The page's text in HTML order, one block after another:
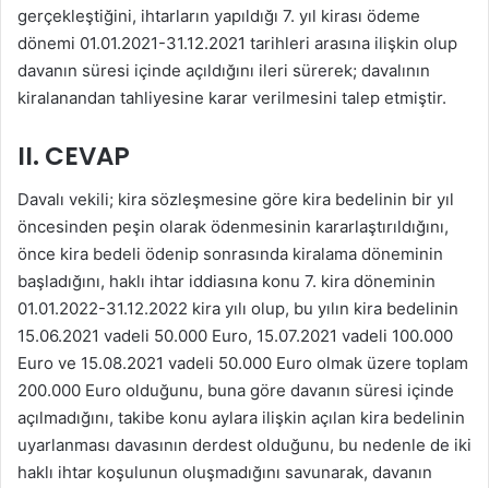
gerçekleştiğini, ihtarların yapıldığı 7. yıl kirası ödeme
dönemi 01.01.2021-31.12.2021 tarihleri arasına ilişkin olup
davanın süresi içinde açıldığını ileri sürerek; davalının
kiralanandan tahliyesine karar verilmesini talep etmiştir.
II. CEVAP
Davalı vekili; kira sözleşmesine göre kira bedelinin bir yıl
öncesinden peşin olarak ödenmesinin kararlaştırıldığını,
önce kira bedeli ödenip sonrasında kiralama döneminin
başladığını, haklı ihtar iddiasına konu 7. kira döneminin
01.01.2022-31.12.2022 kira yılı olup, bu yılın kira bedelinin
15.06.2021 vadeli 50.000 Euro, 15.07.2021 vadeli 100.000
Euro ve 15.08.2021 vadeli 50.000 Euro olmak üzere toplam
200.000 Euro olduğunu, buna göre davanın süresi içinde
açılmadığını, takibe konu aylara ilişkin açılan kira bedelinin
uyarlanması davasının derdest olduğunu, bu nedenle de iki
haklı ihtar koşulunun oluşmadığını savunarak, davanın